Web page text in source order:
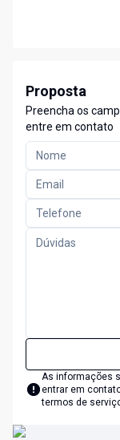
Proposta
Preencha os
entre em contato
As informações
entrar em
termos de